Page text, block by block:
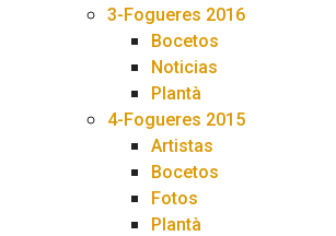
3-Fogueres 2016
Bocetos
Noticias
Plantà
4-Fogueres 2015
Artistas
Bocetos
Fotos
Plantà